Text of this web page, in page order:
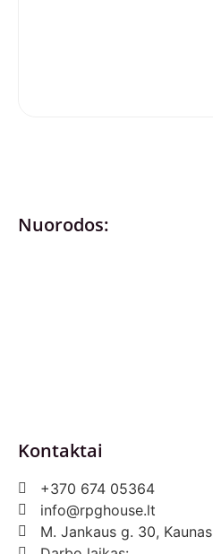
Nuorodos:
Kontaktai
+370 674 05364
info@rpghouse.lt
M. Jankaus g. 30, Kaunas